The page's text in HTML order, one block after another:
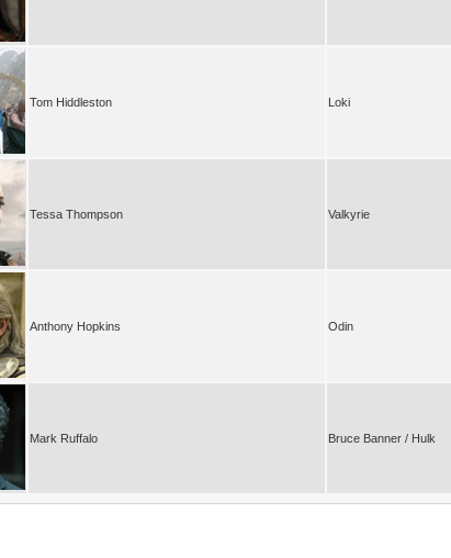
Tom Hiddleston Loki
Tessa Thompson Valkyrie
Anthony Hopkins Odin
Mark Ruffalo Bruce Banner / Hulk